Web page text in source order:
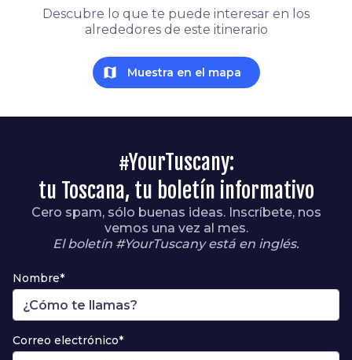
Descubre lo que te puede interesar en los
alrededores de este itinerario
map Muestra en el mapa
#YourTuscany:
tu Toscana, tu boletín informativo
Cero spam, sólo buenas ideas. Inscríbete, nos
vemos una vez al mes.
El boletín #YourTuscany está en inglés.
Nombre*
Correo electrónico*